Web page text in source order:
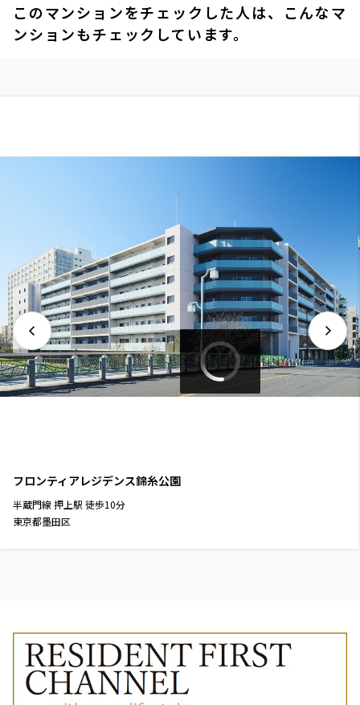
このマンションをチェックした人は、こんなマ
ンションもチェックしています。
フロンティアレジデンス錦糸公園
半蔵門線 押上駅 徒歩10分
東京都墨田区